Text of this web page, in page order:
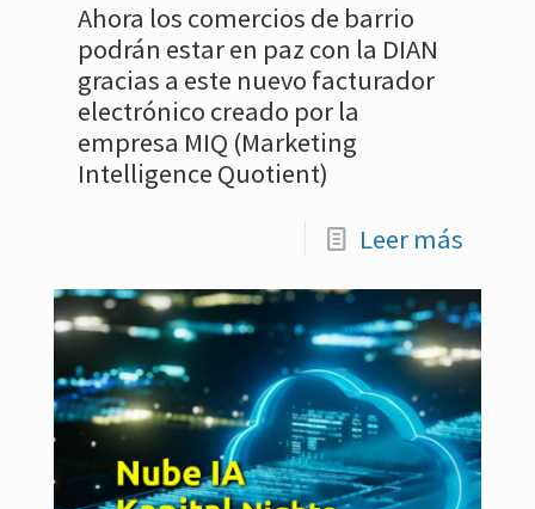
Ahora los comercios de barrio
podrán estar en paz con la DIAN
gracias a este nuevo facturador
electrónico creado por la
empresa MIQ (Marketing
Intelligence Quotient)
Leer más